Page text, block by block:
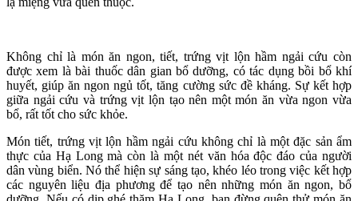
Không chỉ là món ăn ngon, tiết, trứng vịt lộn hầm ngải cứu còn
được xem là bài thuốc dân gian bổ dưỡng, có tác dụng bồi bổ khí
huyết, giúp ăn ngon ngủ tốt, tăng cường sức đề kháng. Sự kết hợp
giữa ngải cứu và trứng vịt lộn tạo nên một món ăn vừa ngon vừa
bổ, rất tốt cho sức khỏe.
Món tiết, trứng vịt lộn hầm ngải cứu không chỉ là một đặc sản ẩm
thực của Hạ Long mà còn là một nét văn hóa độc đáo của người
dân vùng biển. Nó thể hiện sự sáng tạo, khéo léo trong việc kết hợp
các nguyên liệu địa phương để tạo nên những món ăn ngon, bổ